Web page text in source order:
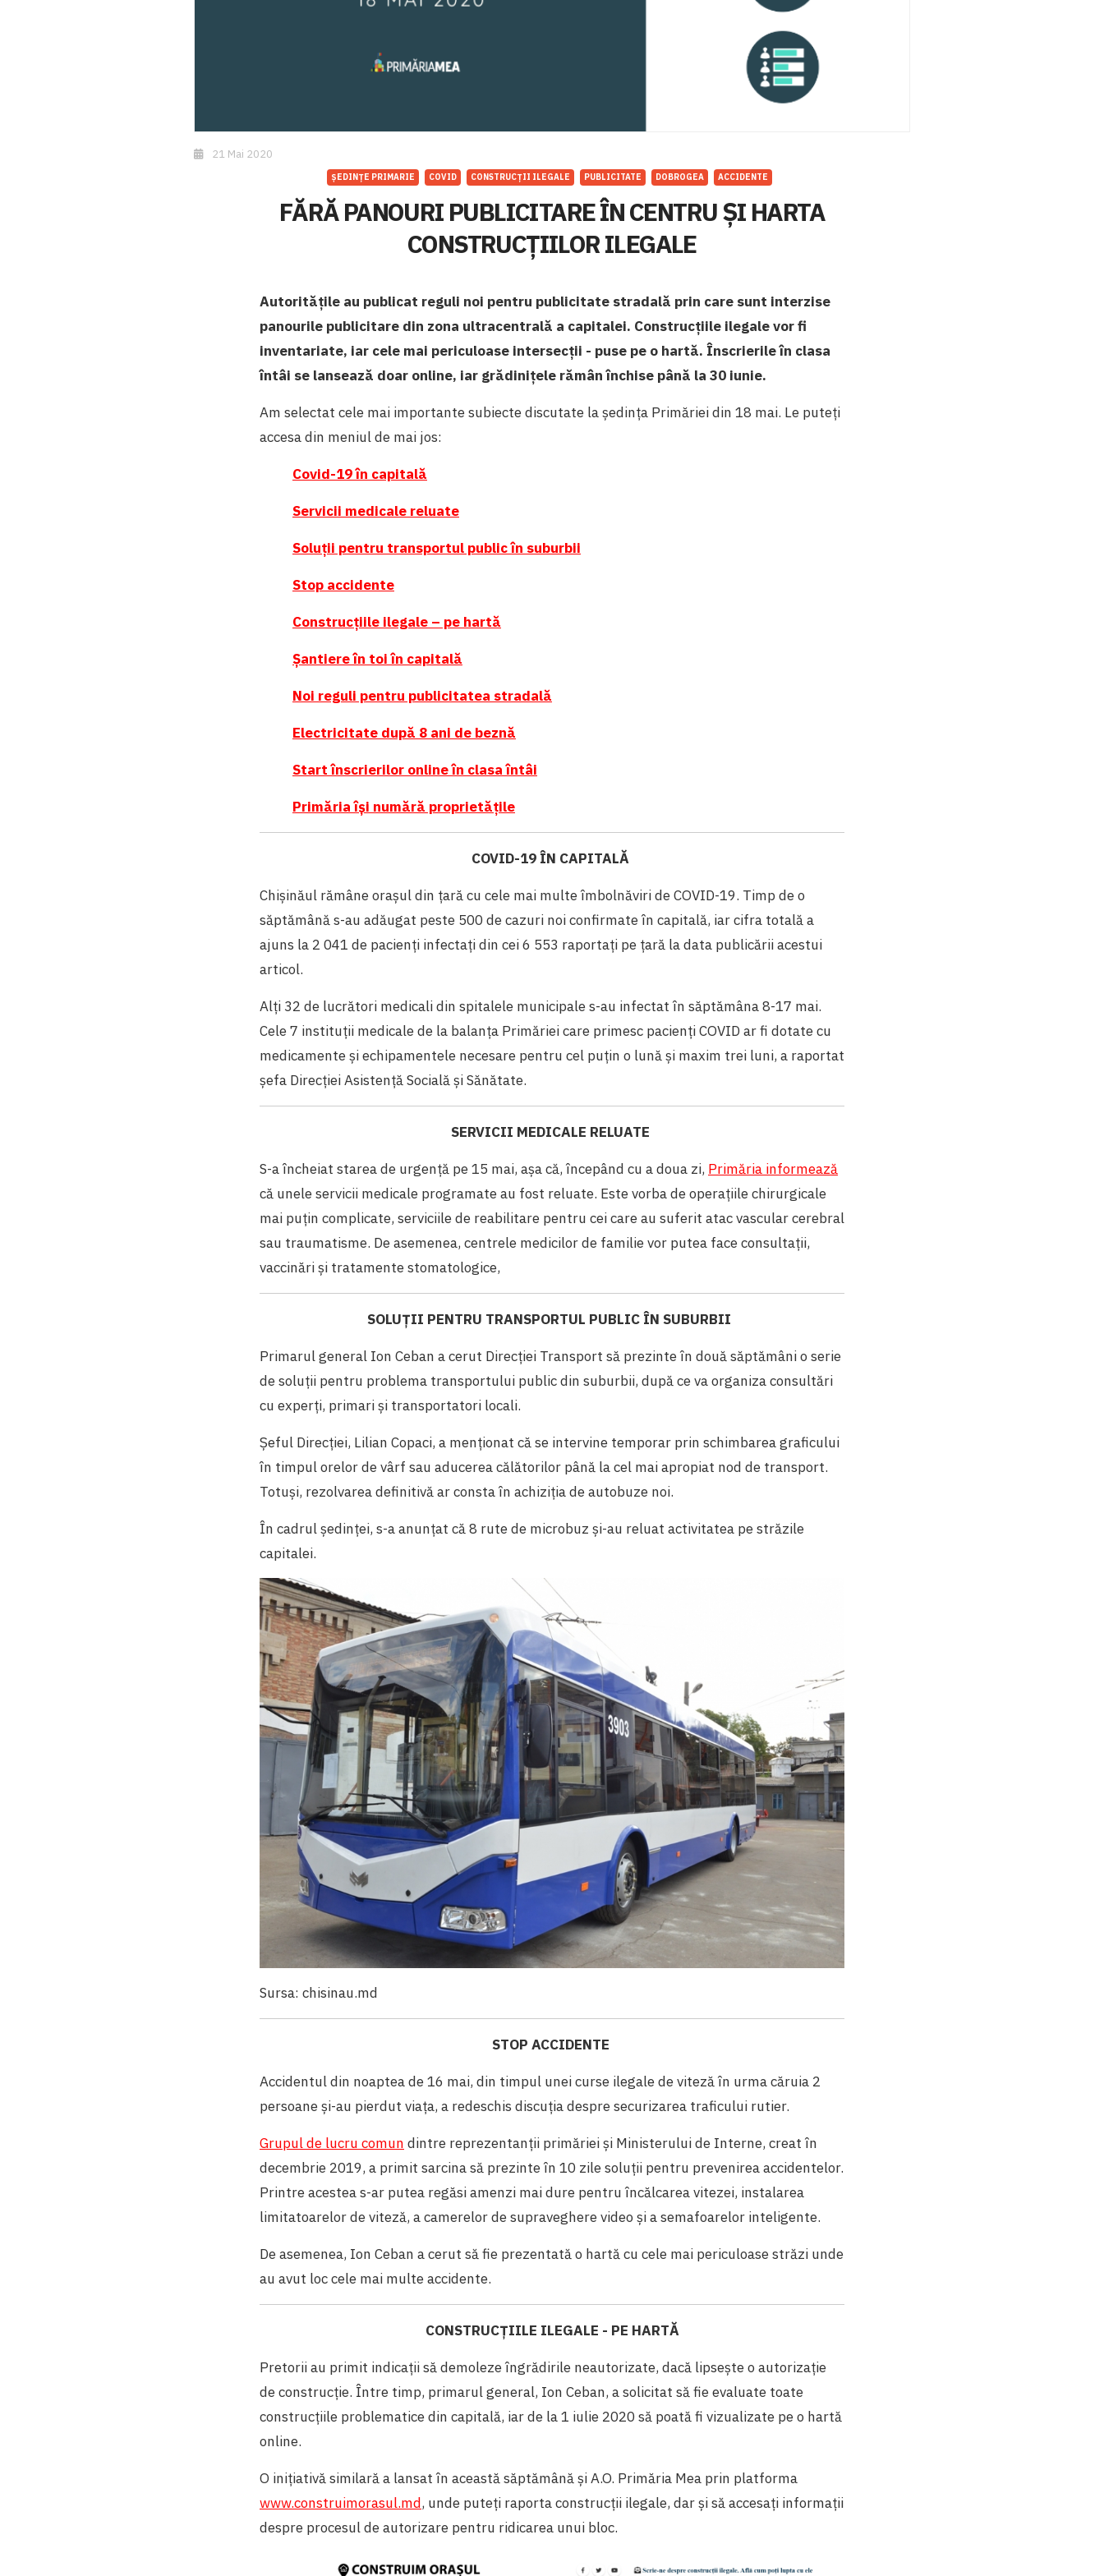
21 Mai 2020
ȘEDINȚE PRIMARIE COVID CONSTRUCȚII ILEGALE PUBLICITATE DOBROGEA ACCIDENTE
FĂRĂ PANOURI PUBLICITARE ÎN CENTRU ȘI HARTA
CONSTRUCȚIILOR ILEGALE
Autoritățile au publicat reguli noi pentru publicitate stradală prin care sunt interzise
panourile publicitare din zona ultracentrală a capitalei. Construcțiile ilegale vor fi
inventariate, iar cele mai periculoase intersecții - puse pe o hartă. Înscrierile în clasa
întâi se lansează doar online, iar grădinițele rămân închise până la 30 iunie.
Am selectat cele mai importante subiecte discutate la ședința Primăriei din 18 mai. Le puteți
accesa din meniul de mai jos:
Covid-19 în capitală
Servicii medicale reluate
Soluții pentru transportul public în suburbii
Stop accidente
Construcțiile ilegale – pe hartă
Șantiere în toi în capitală
Noi reguli pentru publicitatea stradală
Electricitate după 8 ani de beznă
Start înscrierilor online în clasa întâi
Primăria își numără proprietățile
COVID-19 ÎN CAPITALĂ
Chișinăul rămâne orașul din țară cu cele mai multe îmbolnăviri de COVID-19. Timp de o
săptămână s-au adăugat peste 500 de cazuri noi confirmate în capitală, iar cifra totală a
ajuns la 2 041 de pacienți infectați din cei 6 553 raportați pe țară la data publicării acestui
articol.
Alți 32 de lucrători medicali din spitalele municipale s-au infectat în săptămâna 8-17 mai.
Cele 7 instituții medicale de la balanța Primăriei care primesc pacienți COVID ar fi dotate cu
medicamente și echipamentele necesare pentru cel puțin o lună și maxim trei luni, a raportat
șefa Direcției Asistență Socială și Sănătate.
SERVICII MEDICALE RELUATE
S-a încheiat starea de urgență pe 15 mai, așa că, începând cu a doua zi, Primăria informează
că unele servicii medicale programate au fost reluate. Este vorba de operațiile chirurgicale
mai puțin complicate, serviciile de reabilitare pentru cei care au suferit atac vascular cerebral
sau traumatisme. De asemenea, centrele medicilor de familie vor putea face consultații,
vaccinări și tratamente stomatologice,
SOLUȚII PENTRU TRANSPORTUL PUBLIC ÎN SUBURBII
Primarul general Ion Ceban a cerut Direcției Transport să prezinte în două săptămâni o serie
de soluții pentru problema transportului public din suburbii, după ce va organiza consultări
cu experți, primari și transportatori locali.
Șeful Direcției, Lilian Copaci, a menționat că se intervine temporar prin schimbarea graficului
în timpul orelor de vârf sau aducerea călătorilor până la cel mai apropiat nod de transport.
Totuși, rezolvarea definitivă ar consta în achiziția de autobuze noi.
În cadrul ședinței, s-a anunțat că 8 rute de microbuz și-au reluat activitatea pe străzile
capitalei.
Sursa: chisinau.md
STOP ACCIDENTE
Accidentul din noaptea de 16 mai, din timpul unei curse ilegale de viteză în urma căruia 2
persoane și-au pierdut viața, a redeschis discuția despre securizarea traficului rutier.
Grupul de lucru comun dintre reprezentanții primăriei și Ministerului de Interne, creat în
decembrie 2019, a primit sarcina să prezinte în 10 zile soluții pentru prevenirea accidentelor.
Printre acestea s-ar putea regăsi amenzi mai dure pentru încălcarea vitezei, instalarea
limitatoarelor de viteză, a camerelor de supraveghere video și a semafoarelor inteligente.
De asemenea, Ion Ceban a cerut să fie prezentată o hartă cu cele mai periculoase străzi unde
au avut loc cele mai multe accidente.
CONSTRUCȚIILE ILEGALE - PE HARTĂ
Pretorii au primit indicații să demoleze îngrădirile neautorizate, dacă lipsește o autorizație
de construcție. Între timp, primarul general, Ion Ceban, a solicitat să fie evaluate toate
construcțiile problematice din capitală, iar de la 1 iulie 2020 să poată fi vizualizate pe o hartă
online.
O inițiativă similară a lansat în această săptămână și A.O. Primăria Mea prin platforma
www.construimorasul.md, unde puteți raporta construcții ilegale, dar și să accesați informații
despre procesul de autorizare pentru ridicarea unui bloc.